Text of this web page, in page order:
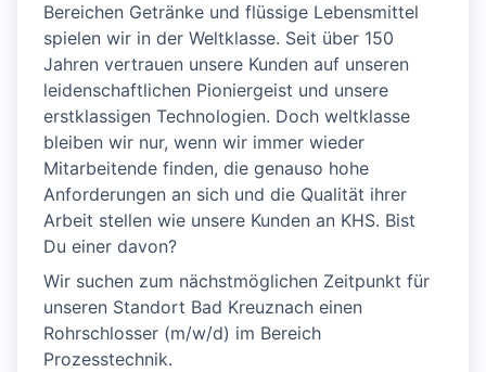
Bereichen Getränke und flüssige Lebensmittel
spielen wir in der Weltklasse. Seit über 150
Jahren vertrauen unsere Kunden auf unseren
leidenschaftlichen Pioniergeist und unsere
erstklassigen Technologien. Doch weltklasse
bleiben wir nur, wenn wir immer wieder
Mitarbeitende finden, die genauso hohe
Anforderungen an sich und die Qualität ihrer
Arbeit stellen wie unsere Kunden an KHS. Bist
Du einer davon?
Wir suchen zum nächstmöglichen Zeitpunkt für
unseren Standort Bad Kreuznach einen
Rohrschlosser (m/w/d) im Bereich
Prozesstechnik.